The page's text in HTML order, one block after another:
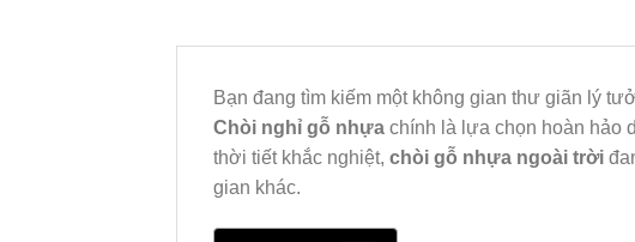
Bạn đang tìm kiếm một không gian thư giãn lý
Chòi nghỉ gỗ nhựa chính là lựa chọn hoàn hảo
thời tiết khắc nghiệt, chòi gỗ nhựa ngoài trời
gian khác.